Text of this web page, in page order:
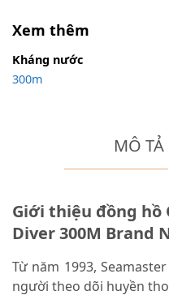
MÔ
Giới thiệu đồng hồ
Diver 300M Brand
Từ năm 1993,
người theo dõi huyền
Xem thêm
Kháng nước
300m